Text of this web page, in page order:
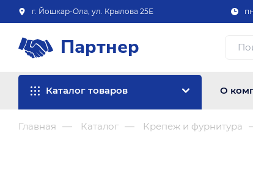
г. Йошкар-Ола, ул. Крылова 25Е
Партнер
Каталог товаров О
Главная Каталог Крепеж и фурнитура